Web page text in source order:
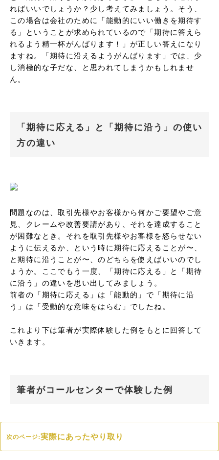
ればいいでしょうか？少し考えてみましょう。そう、
この場合は会社のために「能動的にいい働きを期待す
る」ということが求められているので「期待に答えら
れるよう精一杯がんばります！」が正しい答えになり
ますね。「期待に沿えるようがんばります」では、少
し消極的な子だな、と思われてしまうかもしれませ
ん。
「期待に応える」と「期待に沿う」の使い
方の違い
問題なのは、取引先様やお客様から何かご要望やご意
見、クレームや改善要請があり、それを達成すること
が困難なとき。それを取引先様やお客様を怒らせない
ように伝えるか、という時に期待に応えることが〜、
と期待に沿うことが〜、のどちらを使えばいいのでし
ょうか。ここでもう一度、「期待に応える」と「期待
に沿う」の違いを思い出してみましょう。
前者の「期待に応える」は「能動的」で「期待に沿
う」は「受動的な意味をはらむ」でしたね。
これより下は筆者が実際体験した例をもとに回答して
いきます。
筆者がコールセンターで体験した例
次のページ:実際にあったやり取り